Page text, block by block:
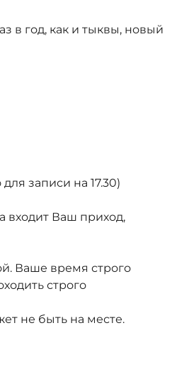
в год, как и тыквы, новый
записи на 17.30)
входит Ваш приход,
Ваше время строго
строго
не быть на месте.